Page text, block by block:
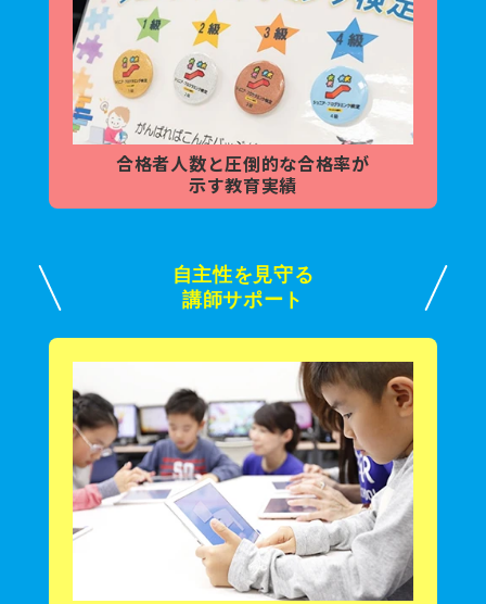
合格者人数と圧倒的な合格率が
示す教育実績
自主性を見守る
講師サポート